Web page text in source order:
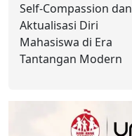
Self-Compassion dan
Aktualisasi Diri
Mahasiswa di Era
Tantangan Modern